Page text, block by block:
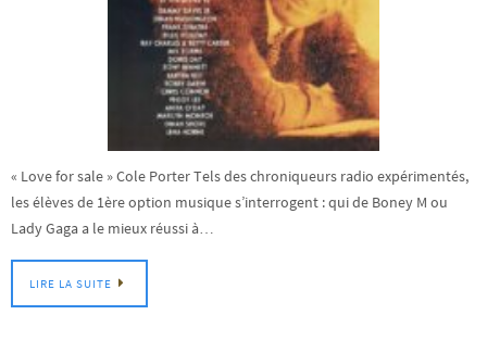
« Love for sale » Cole Porter Tels des chroniqueurs radio expérimentés,
les élèves de 1ère option musique s’interrogent : qui de Boney M ou
Lady Gaga a le mieux réussi à…
LIRE LA SUITE